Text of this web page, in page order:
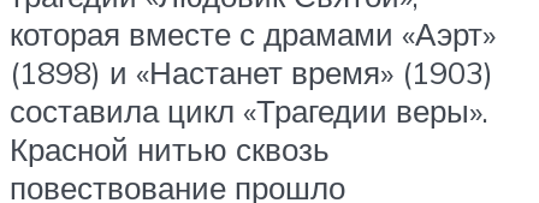
которая вместе с драмами «Аэрт»
(1898) и «Настанет время» (1903)
составила цикл «Трагедии веры».
Красной нитью сквозь
повествование прошло